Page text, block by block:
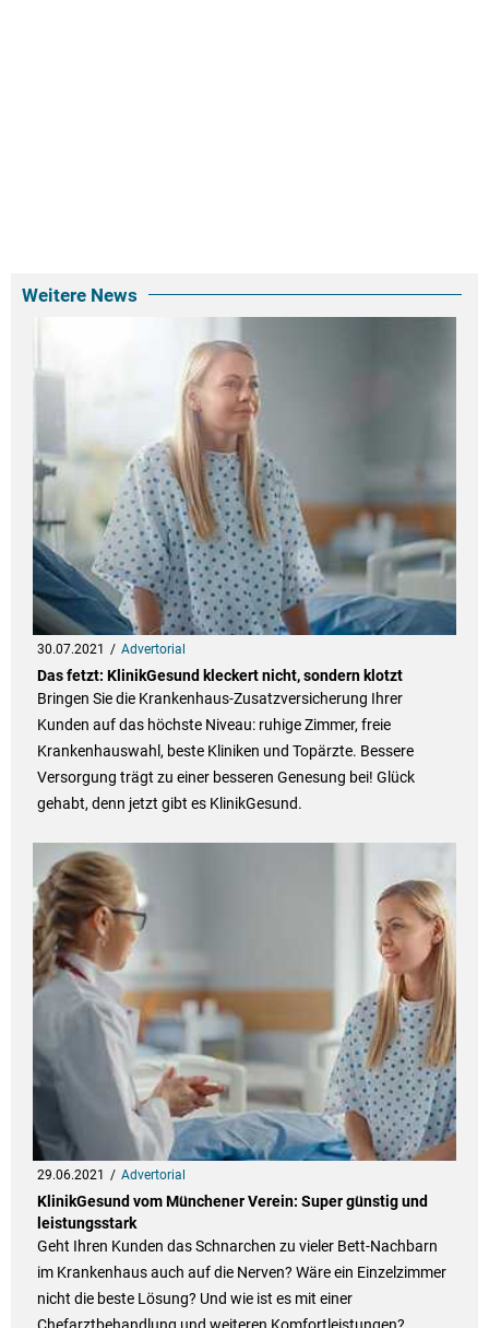
Weitere News
30.07.2021 Advertorial
Das fetzt: KlinikGesund kleckert nicht, sondern klotzt
Bringen Sie die Krankenhaus-Zusatzversicherung Ihrer
Kunden auf das höchste Niveau: ruhige Zimmer, freie
Krankenhauswahl, beste Kliniken und Topärzte. Bessere
Versorgung trägt zu einer besseren Genesung bei! Glück
gehabt, denn jetzt gibt es KlinikGesund.
29.06.2021 Advertorial
KlinikGesund vom Münchener Verein: Super günstig und
leistungsstark
Geht Ihren Kunden das Schnarchen zu vieler Bett-Nachbarn
im Krankenhaus auch auf die Nerven? Wäre ein Einzelzimmer
nicht die beste Lösung? Und wie ist es mit einer